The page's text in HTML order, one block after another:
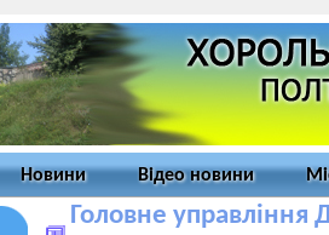
Новини Відео новини
Головне управління